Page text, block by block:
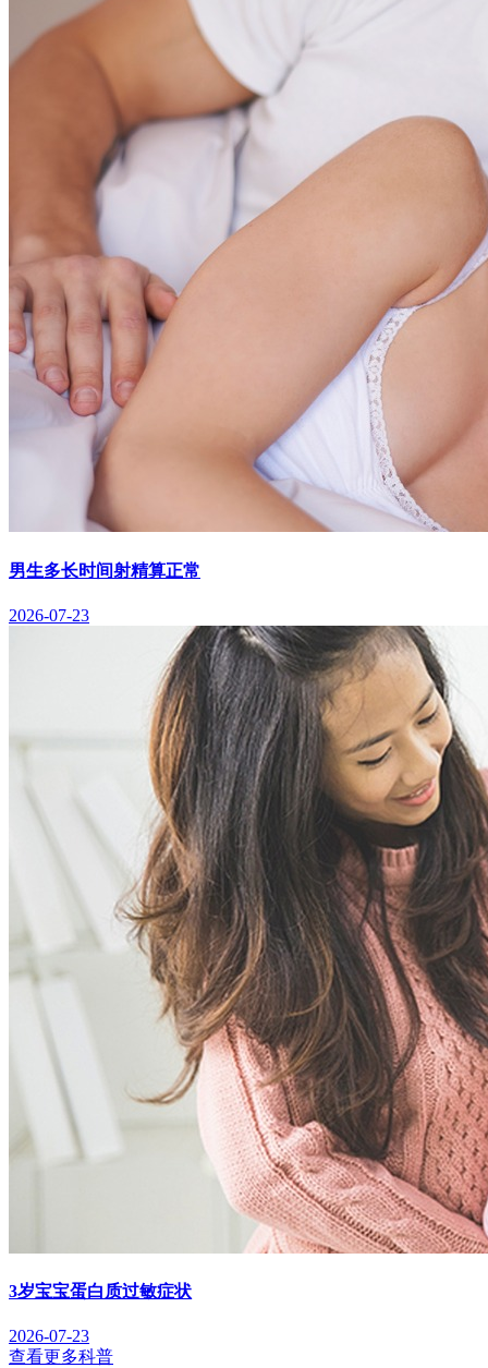
男生多长时间射精算正常
2026-07-23
3岁宝宝蛋白质过敏症状
2026-07-23
查看更多科普